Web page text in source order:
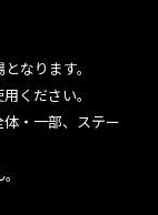
なります。
ください。
・一部、ステー